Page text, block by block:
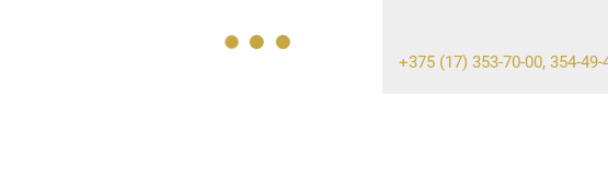
+375 (17) 353-70-00, 354-49-